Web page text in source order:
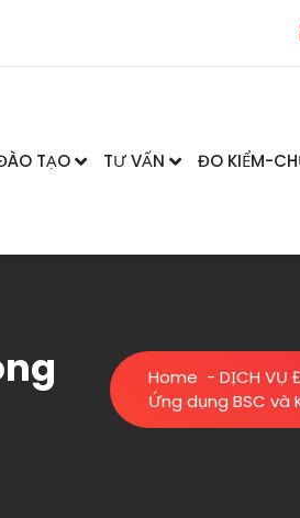
TẠO TƯ VẤN ĐO KIỂM-
Home - DỊCH VỤ
Ứng dụng BSC và